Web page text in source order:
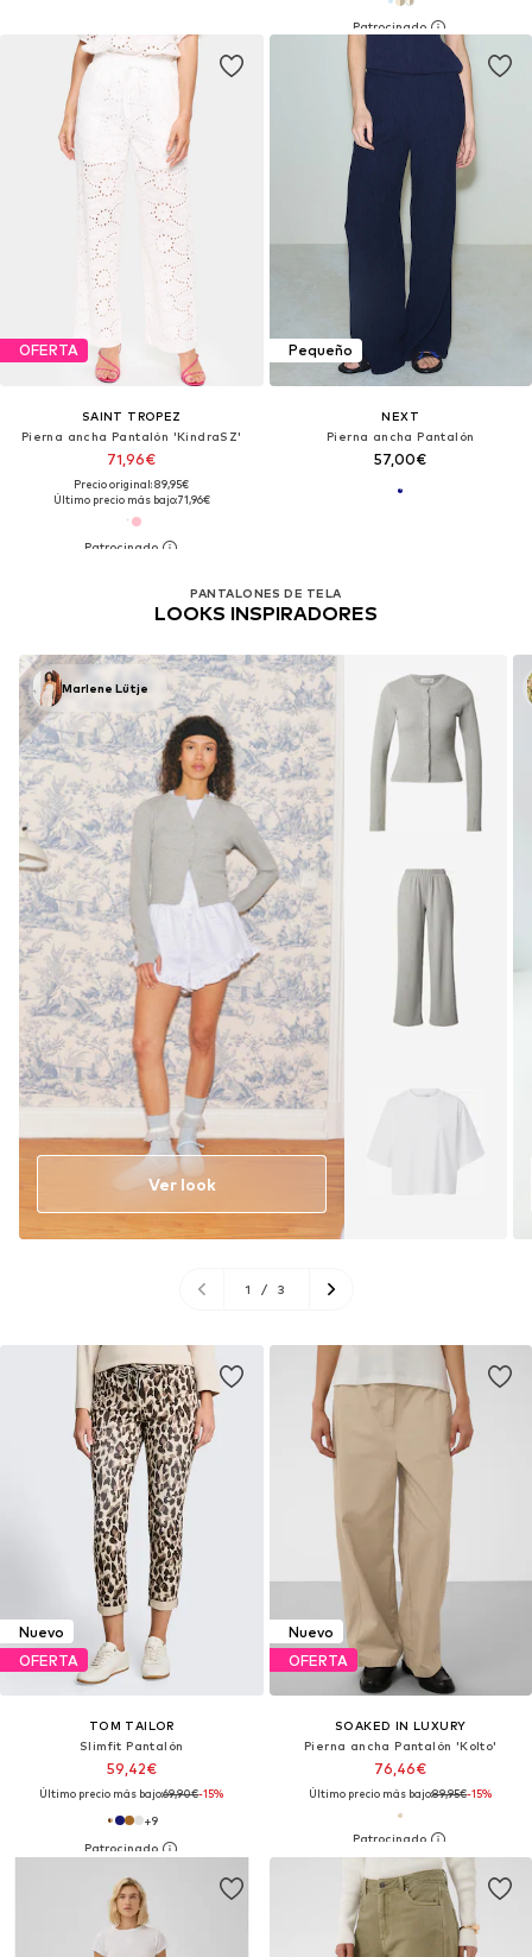
OFERTA
SAINT TROPEZ
Pierna ancha Pantalón 'KindraSZ'
71,96€
Precio original: 89,95€
Último precio más bajo:71,96€
PANTALONES DE TELA
LOOKS INSPIRADORES
Marlene Lütje
Ver look
1 / 3
Pequeño
NEXT
Pierna ancha Pantalón
57,00€
Nuevo
OFERTA
TOM TAILOR
Slimfit Pantalón
59,42€
Último precio más bajo:69,90€-15%
+9
Nuevo
OFERTA
SOAKED IN LUXURY
Pierna ancha Pantalón 'Kolto'
76,46€
Último precio más bajo:89,95€-15%